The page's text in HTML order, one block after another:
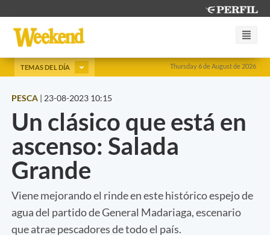
Thursday 6 de August de 2026
TEMAS DEL DÍA
PESCA | 23-08-2023 10:15
Un clásico que está en
ascenso: Salada
Grande
Viene mejorando el rinde en este histórico espejo de
agua del partido de General Madariaga, escenario
que atrae pescadores de todo el país.